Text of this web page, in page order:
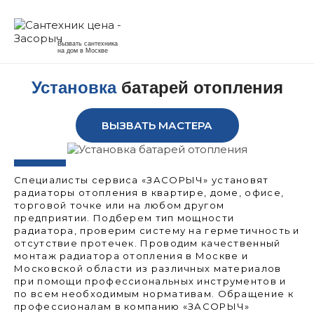
Вызвать сантехника
на дом в Москве
Установкабатарей отопления
ВЫЗВАТЬ МАСТЕРА
Специалисты сервиса «ЗАСОРЫЧ» установят
радиаторы отопления в квартире, доме, офисе,
торговой точке или на любом другом
предприятии. Подберем тип мощности
радиатора, проверим систему на герметичность и
отсутствие протечек. Проводим качественный
монтаж радиатора отопления в Москве и
Московской области из различных материалов
при помощи профессиональных инструментов и
по всем необходимым нормативам. Обращение к
профессионалам в компанию «ЗАСОРЫЧ»